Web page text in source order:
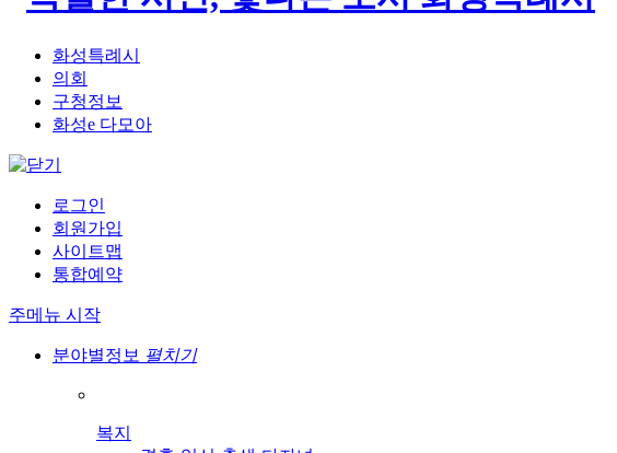
화성특례시
의회
구청정보
화성e 다모아
로그인
회원가입
사이트맵
통합예약
주메뉴 시작
분야별정보 펼치기
복지